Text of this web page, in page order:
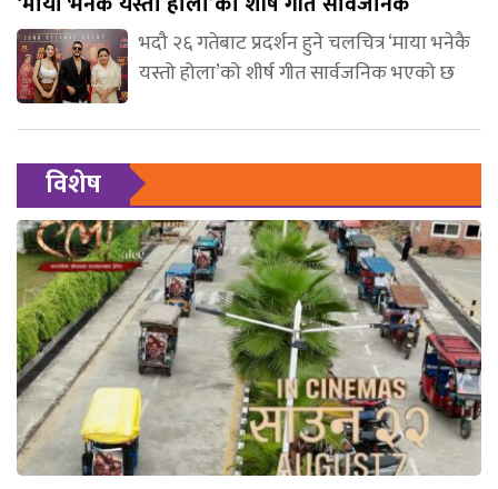
भदौ २६ गतेबाट प्रदर्शन हुने चलचित्र ‘माया भनेकै
यस्तो होला’को शीर्ष गीत सार्वजनिक भएको छ
विशेष